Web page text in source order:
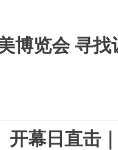
博览会 寻
开幕日直击